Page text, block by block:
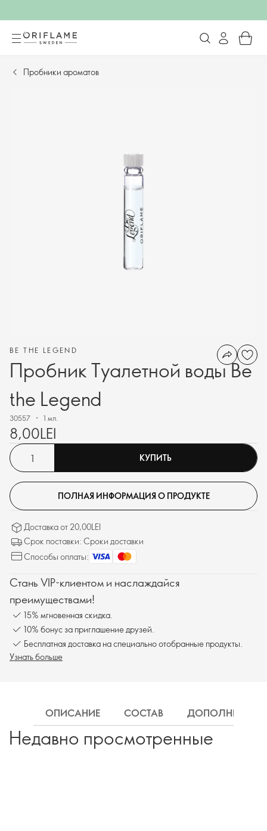
Пробники ароматов
BE THE LEGEND
Пробник Туалетной воды Be
the Legend
30557 1 мл.
8,00LEI
КУПИТЬ
ПОЛНАЯ ИНФОРМАЦИЯ О ПРОДУКТЕ
Доставка от 20,00LEI
Срок поставки: Сроки доставки
Способы оплаты:
Стань VIP-клиентом и наслаждайся
преимуществами!
15% мгновенная скидка.
10% бонус за приглашение друзей.
Бесплатная доставка на специально отобранные продукты.
Узнать больше
ОПИСАНИЕ СОСТАВ
Недавно просмотренные